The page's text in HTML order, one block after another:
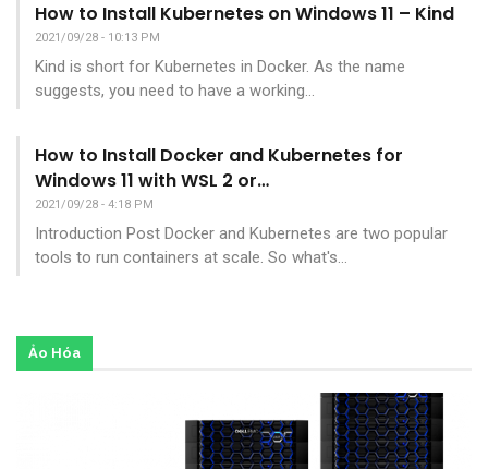
How to Install Kubernetes on Windows 11 – Kind
2021/09/28 - 10:13 PM
Kind is short for Kubernetes in Docker. As the name
suggests, you need to have a working…
How to Install Docker and Kubernetes for
Windows 11 with WSL 2 or…
2021/09/28 - 4:18 PM
Introduction Post Docker and Kubernetes are two popular
tools to run containers at scale. So what's…
Ảo Hóa